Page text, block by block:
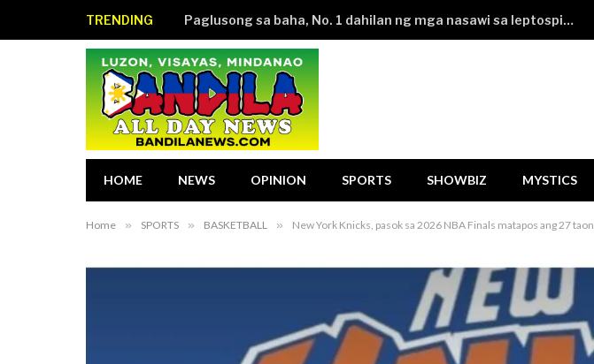
TRENDING Paglusong sa baha, No. 1 dahilan ng mga nasawi sa leptospirosis sa QC
HOME NEWS OPINION SPORTS SHOWBIZ MYSTICS
Home » SPORTS » BASKETBALL » New York Knicks, pasok sa 2026 NBA Finals matapos ang 27 taon